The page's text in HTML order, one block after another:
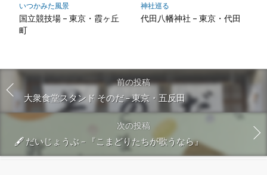
いつかみた風景
国立競技場 – 東京・霞ヶ丘
町
神社巡る
代田八幡神社 – 東京・代田
前の投稿
大衆食堂スタンド そのだ – 東京・五反田
次の投稿
🖋 だいじょうぶ – 『こまどりたちが歌うなら』